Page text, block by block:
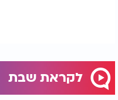
להעפיל אל פסגת
ורחוק מאיתנו. ואולי
לקראת שבת